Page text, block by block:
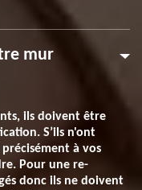
mur
ils doivent être
S’ils n'ont
à vos
Pour une re-
donc ils ne doivent